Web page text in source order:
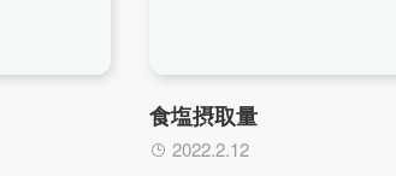
食塩摂取量
2022.2.12